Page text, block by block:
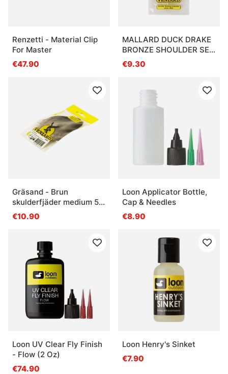
Renzetti - Material Clip
For Master
€47.90
MALLARD DUCK DRAKE
BRONZE SHOULDER SEL.
SMALL
€9.30
Gräsand - Brun
skulderfjäder medium 5
par
€10.90
Loon Applicator Bottle,
Cap & Needles
€8.90
Loon UV Clear Fly Finish
- Flow (2 Oz)
€74.90
Loon Henry's Sinket
€7.90